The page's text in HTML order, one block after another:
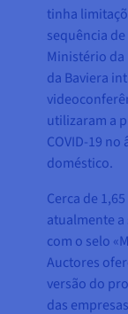
tinha
sequência
Ministério da
da Baviera
utilizaram a
COVID-19
doméstico.
Cerca de
atualmente
com o selo
Auctores
versão do
das